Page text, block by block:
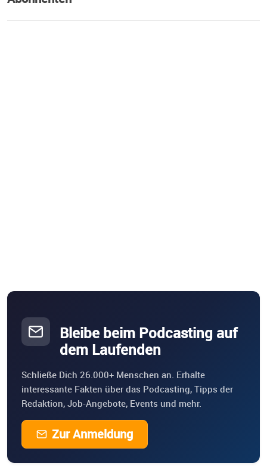
Bleibe beim Podcasting auf
dem Laufenden
Schließe Dich 26.000+ Menschen an. Erhalte
interessante Fakten über das Podcasting, Tipps der
Redaktion, Job-Angebote, Events und mehr.
Zur Anmeldung